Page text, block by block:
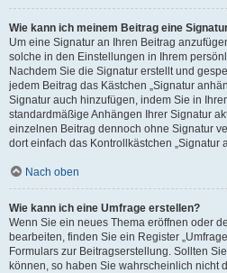
Wie kann ich meinem Beitrag eine
Um eine Signatur an Ihren Beitrag
solche in den Einstellungen in Ihrem
Nachdem Sie die Signatur erstellt und
jedem Beitrag das Kästchen „Signatur
Signatur auch hinzufügen, indem Sie in
standardmäßige Anhängen Ihrer Signatur
einzelnen Beitrag dennoch ohne Signatur
dort einfach das Kontrollkästchen „Signatur
Nach oben
Wie kann ich eine Umfrage erstellen?
Wenn Sie ein neues Thema eröffnen oder
bearbeiten, finden Sie ein Register
Formulars zur Beitragserstellung. Sollten
können, so haben Sie wahrscheinlich nicht